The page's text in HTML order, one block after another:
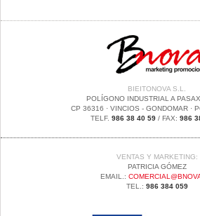
BIEITONOVA S.L.
POLÍGONO INDUSTRIAL A
CP 36316 · VINCIOS - GONDOMAR ·
TELF. 986 38 40 59/ FAX: 986
VENTAS Y MARKETING:
PATRICIA GÓMEZ
EMAIL.:
TEL.: 986 384 059